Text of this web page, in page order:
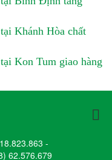
Khánh Hòa chất
Kon Tum giao hàng
-
62.576.679